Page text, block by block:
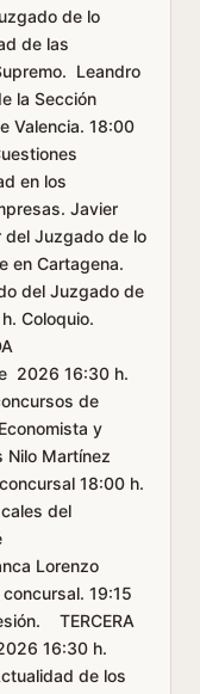
de lo
de las
Leandro
la Sección
Valencia. 18:00
en los
Javier
del Juzgado de lo
en Cartagena.
del Juzgado de
h. Coloquio.
2026 16:30 h.
de
y
Nilo Martínez
18:00 h.
del
Lorenzo
19:15
TERCERA
16:30 h.
de los